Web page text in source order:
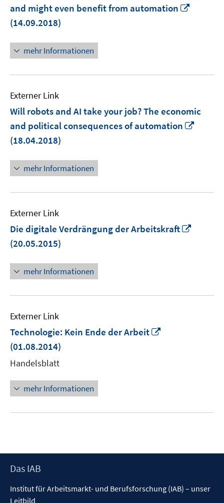
and might even benefit from automation
(14.09.2018)
mehr Informationen
Externer Link
Will robots and AI take your job? The economic
and political consequences of automation
(18.04.2018)
mehr Informationen
Externer Link
Die digitale Verdrängung der Arbeitskraft
(20.05.2015)
mehr Informationen
Externer Link
Technologie: Kein Ende der Arbeit
(01.08.2014)
Handelsblatt
mehr Informationen
Footer
Das IAB
Institut für Arbeitsmarkt- und Berufsforschung (IAB) – unser
Leitbild